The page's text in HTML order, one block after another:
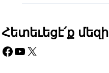
Հետեւեցէ՛ք մեզի
Facebook YouTube X